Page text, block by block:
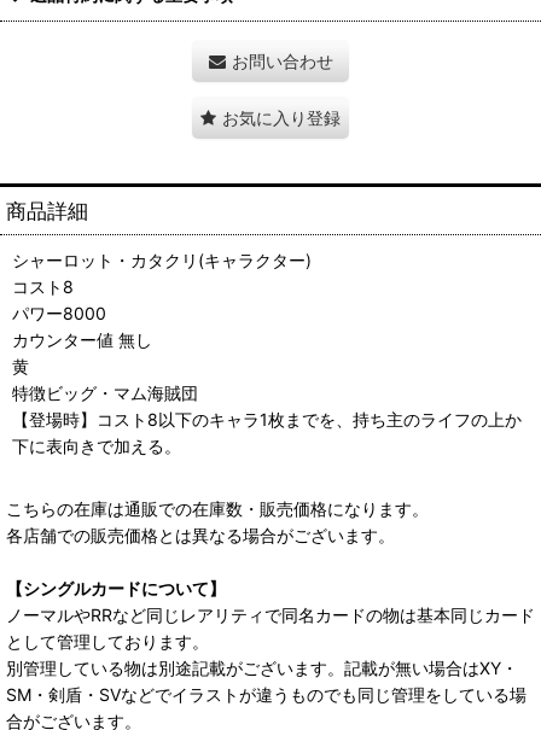
お問い合わせ
お気に入り登録
商品詳細
シャーロット・カタクリ(キャラクター)
コスト8
パワー8000
カウンター値 無し
黄
特徴ビッグ・マム海賊団
【登場時】コスト8以下のキャラ1枚までを、持ち主のライフの上か
下に表向きで加える。
こちらの在庫は通販での在庫数・販売価格になります。
各店舗での販売価格とは異なる場合がございます。
【シングルカードについて】
ノーマルやRRなど同じレアリティで同名カードの物は基本同じカード
として管理しております。
別管理している物は別途記載がございます。記載が無い場合はXY・
SM・剣盾・SVなどでイラストが違うものでも同じ管理をしている場
合がございます。